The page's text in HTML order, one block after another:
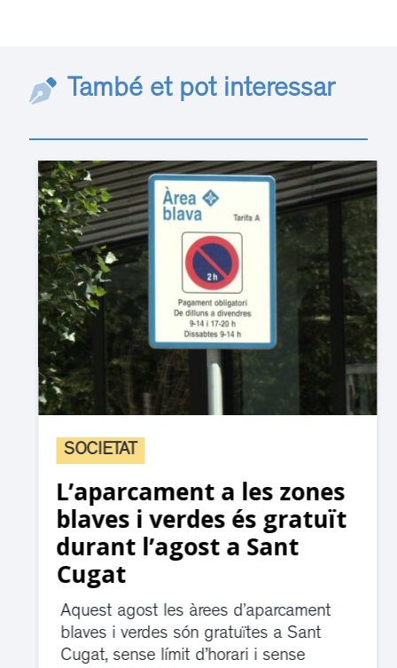
També et pot interessar
SOCIETAT
L’aparcament a les zones
blaves i verdes és gratuït
durant l’agost a Sant
Cugat
Aquest agost les àrees d’aparcament
blaves i verdes són gratuïtes a Sant
Cugat, sense límit d’horari i sense